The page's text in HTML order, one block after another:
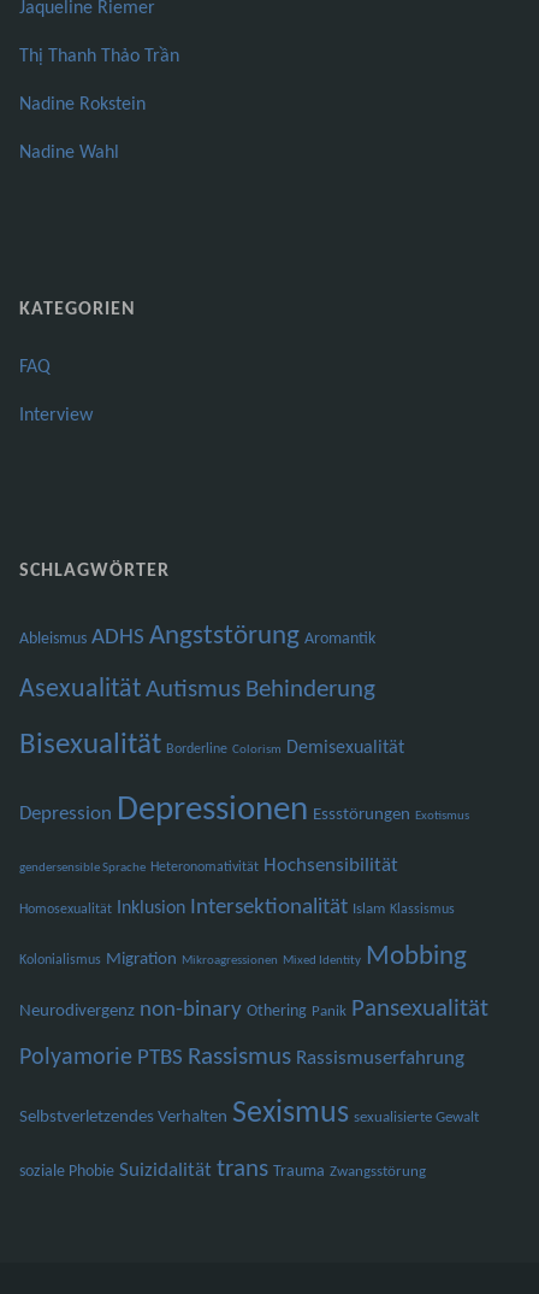
Jaqueline Riemer
Thị Thanh Thảo Trần
Nadine Rokstein
Nadine Wahl
KATEGORIEN
FAQ
Interview
SCHLAGWÖRTER
Ableismus ADHS Angststörung Aromantik
AsexualitätAutismus Behinderung
Bisexualität Borderline Colorism Demisexualität
Depression Depressionen Essstörungen Exotismus
gendersensible Sprache Heteronomativität Hochsensibilität
Homosexualität Inklusion Intersektionalität Islam Klassismus
Kolonialismus Migration Mikroagressionen Mixed Identity Mobbing
Neurodivergenz non-binary Othering Panik Pansexualität
Polyamorie PTBS Rassismus Rassismuserfahrung
Selbstverletzendes Verhalten Sexismus sexualisierte Gewalt
soziale Phobie Suizidalität trans Trauma Zwangsstörung